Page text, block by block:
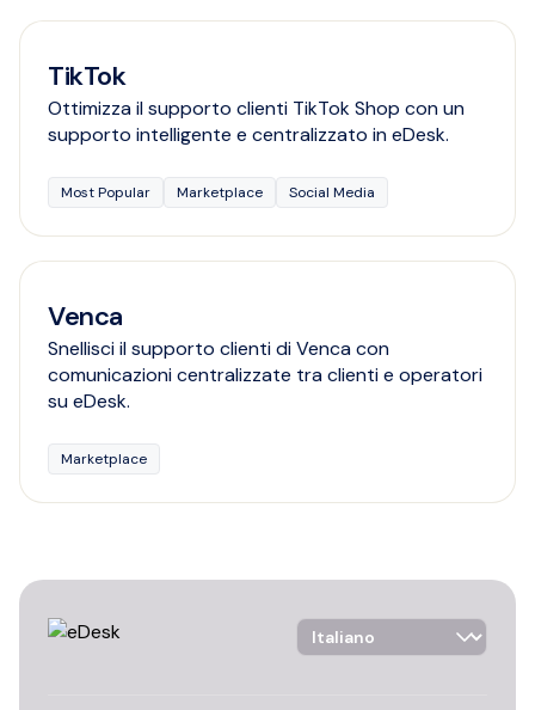
TikTok
Ottimizza il supporto clienti TikTok Shop con un
supporto intelligente e centralizzato in eDesk.
Most Popular Marketplace Social Media
Venca
Snellisci il supporto clienti di Venca con
comunicazioni centralizzate tra clienti e operatori
su eDesk.
Marketplace
Language Selector